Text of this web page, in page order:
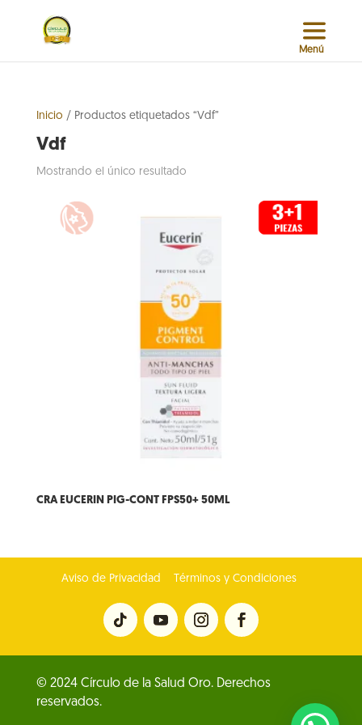
Inicio / Productos etiquetados “Vdf”
Vdf
Mostrando el único resultado
CRA EUCERIN PIG-CONT FPS50+ 50ML
Aviso de Privacidad Términos y Condiciones
© 2024 Círculo de la Salud Oro. Derechos
reservados.